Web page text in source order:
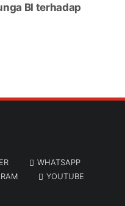
BI terhadap
WHATSAPP
YOUTUBE